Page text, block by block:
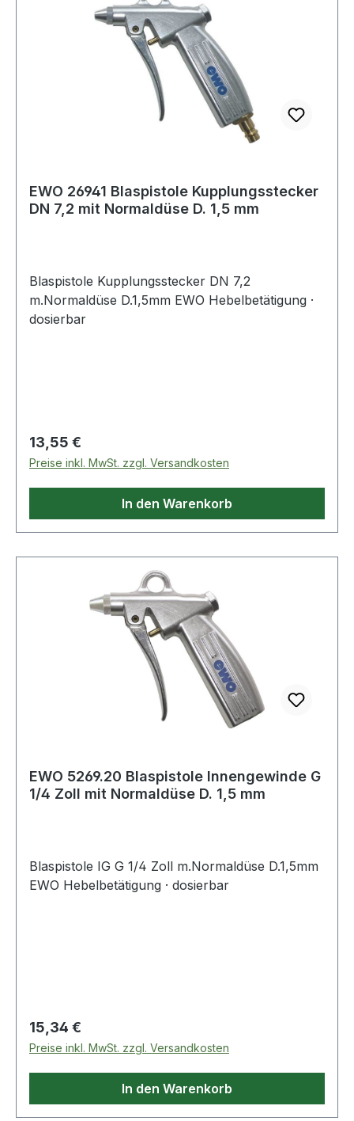
EWO 26941 Blaspistole Kupplungsstecker
DN 7,2 mit Normaldüse D. 1,5 mm
Blaspistole Kupplungsstecker DN 7,2
m.Normaldüse D.1,5mm EWO Hebelbetätigung ·
dosierbar
Regulärer Preis:
13,55 €
Preise inkl. MwSt. zzgl. Versandkosten
In den Warenkorb
EWO 5269.20 Blaspistole Innengewinde G
1/4 Zoll mit Normaldüse D. 1,5 mm
Blaspistole IG G 1/4 Zoll m.Normaldüse D.1,5mm
EWO Hebelbetätigung · dosierbar
Regulärer Preis:
15,34 €
Preise inkl. MwSt. zzgl. Versandkosten
In den Warenkorb